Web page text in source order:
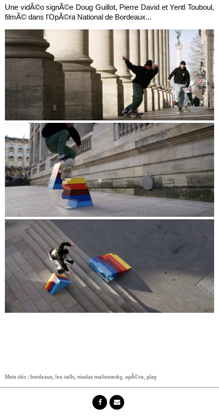
Une vidÃ©o signÃ©e Doug Guillot, Pierre David et Yentl Touboul,
filmÃ© dans l'OpÃ©ra National de Bordeaux...
Mots clés :bordeaux,leo valls,nicolas malinowsky,opÃ©ra,play